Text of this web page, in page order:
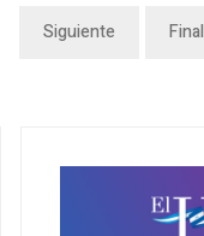
Siguiente Final